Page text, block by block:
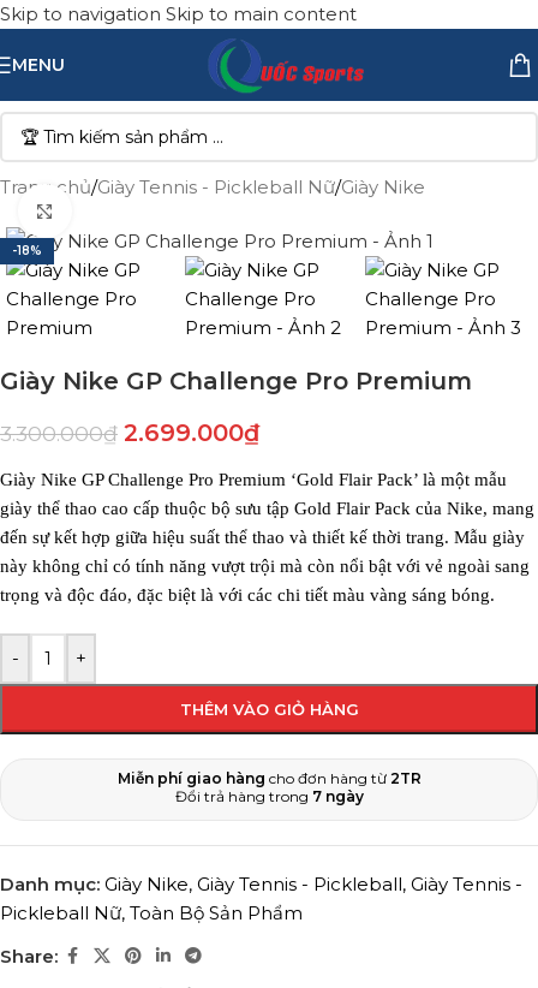
Skip to navigation Skip to main content
MENU
Trang chủ/Giày Tennis - Pickleball Nữ/Giày Nike
-18%
Giày Nike GP Challenge Pro Premium
3.300.000₫ 2.699.000₫
Giày Nike GP Challenge Pro Premium ‘Gold Flair Pack’ là một mẫu
giày thể thao cao cấp thuộc bộ sưu tập Gold Flair Pack của Nike, mang
đến sự kết hợp giữa hiệu suất thể thao và thiết kế thời trang. Mẫu giày
này không chỉ có tính năng vượt trội mà còn nổi bật với vẻ ngoài sang
trọng và độc đáo, đặc biệt là với các chi tiết màu vàng sáng bóng.
- +
THÊM VÀO GIỎ HÀNG
Miễn phí giao hàng cho đơn hàng từ 2TR
Đổi trả hàng trong 7 ngày
Danh mục: Giày Nike, Giày Tennis - Pickleball, Giày Tennis -
Pickleball Nữ, Toàn Bộ Sản Phẩm
Share: